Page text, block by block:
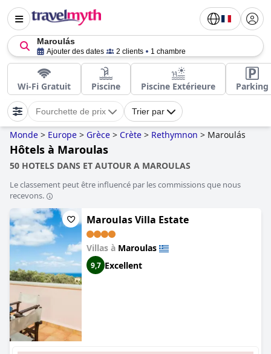
Maroulás
Ajouter des dates 2 clients 1 chambre
Wi-Fi Gratuit Piscine Piscine Extérieure Parking
Fourchette de prix Trier par
Monde > Europe > Grèce > Crète > Rethymnon > Maroulás
Hôtels à Maroulas
50 HOTELS DANS ET AUTOUR A MAROULAS
Le classement peut être influencé par les commissions que nous
recevons.
Maroulas Villa Estate
Villas à Maroulas
9,7 Excellent